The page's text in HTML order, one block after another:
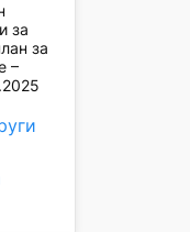
за
за
–